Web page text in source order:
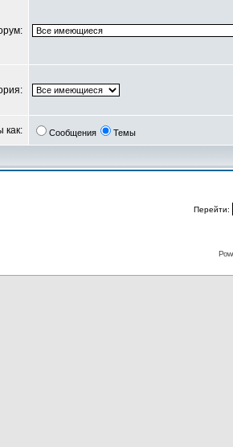
как: Сообщения Темы
Перейти: